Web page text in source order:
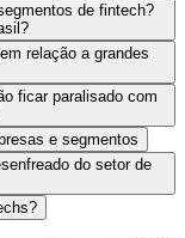
de fintech?
relação a grandes
ficar paralisado com
e segmentos
do setor de